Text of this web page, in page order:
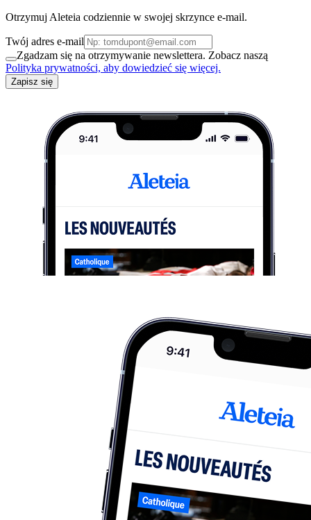
Otrzymuj Aleteia codziennie w swojej skrzynce e-mail.
Twój adres e-mail
Zgadzam się na otrzymywanie newslettera. Zobacz naszą
Polityka prywatności, aby dowiedzieć się więcej.
Zapisz się